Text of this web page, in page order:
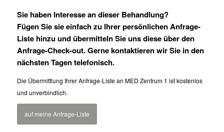
Sie haben Interesse an dieser Behandlung?
Fügen Sie sie einfach zu Ihrer persönlichen Anfrage-
Liste hinzu und übermitteln Sie uns diese über den
Anfrage-Check-out. Gerne kontaktieren wir Sie in den
nächsten Tagen telefonisch.
Die Übermittlung Ihrer Anfrage-Liste an MED Zentrum 1 ist kostenlos
und unverbindlich.
auf meine Anfrage-Liste